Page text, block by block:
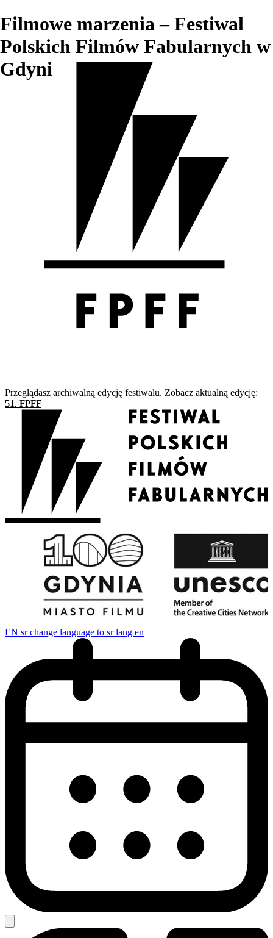
Filmowe marzenia – Festiwal
Polskich Filmów Fabularnych w
Gdyni
Przeglądasz archiwalną edycję festiwalu. Zobacz aktualną edycję:
51. FPFF
EN sr change language to sr lang en